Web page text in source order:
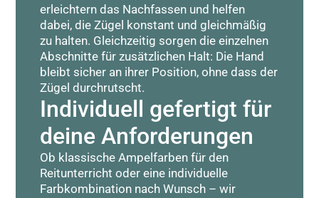
erleichtern das Nachfassen und helfen
dabei, die Zügel konstant und gleichmäßig
zu halten. Gleichzeitig sorgen die einzelnen
Abschnitte für zusätzlichen Halt: Die Hand
bleibt sicher an ihrer Position, ohne dass der
Zügel durchrutscht.
Individuell gefertigt für
deine Anforderungen
Ob klassische Ampelfarben für den
Reitunterricht oder eine individuelle
Farbkombination nach Wunsch – wir